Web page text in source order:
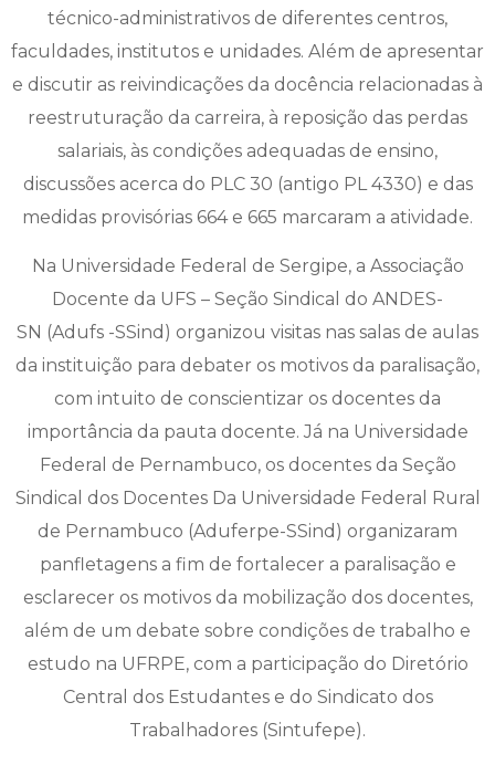
técnico-administrativos de diferentes centros,
faculdades, institutos e unidades. Além de apresentar
e discutir as reivindicações da docência relacionadas à
reestruturação da carreira, à reposição das perdas
salariais, às condições adequadas de ensino,
discussões acerca do PLC 30 (antigo PL 4330) e das
medidas provisórias 664 e 665 marcaram a atividade.
Na Universidade Federal de Sergipe, a Associação
Docente da UFS – Seção Sindical do ANDES-
SN (Adufs -SSind) organizou visitas nas salas de aulas
da instituição para debater os motivos da paralisação,
com intuito de conscientizar os docentes da
importância da pauta docente. Já na Universidade
Federal de Pernambuco, os docentes da Seção
Sindical dos Docentes Da Universidade Federal Rural
de Pernambuco (Aduferpe-SSind) organizaram
panfletagens a fim de fortalecer a paralisação e
esclarecer os motivos da mobilização dos docentes,
além de um debate sobre condições de trabalho e
estudo na UFRPE, com a participação do Diretório
Central dos Estudantes e do Sindicato dos
Trabalhadores (Sintufepe).